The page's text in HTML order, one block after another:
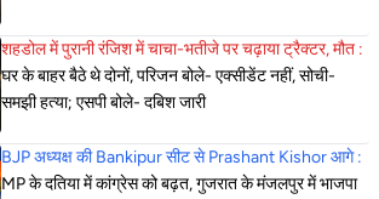
शहडोल में पुरानी रंजिश में चाचा-भतीजे पर चढ़ाया ट्रैक्टर, मौत :
घर के बाहर बैठे थे दोनों, परिजन बोले- एक्सीडेंट नहीं, सोची-
समझी हत्या; एसपी बोले- दबिश जारी
BJP अध्यक्ष की Bankipur सीट से Prashant Kishor आगे :
MP के दतिया में कांग्रेस को बढ़त, गुजरात के मंजलपुर में भाजपा